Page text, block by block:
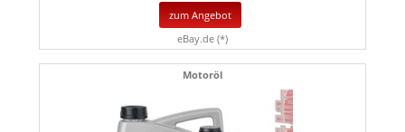
zum Angebot
eBay.de (*)
Motoröl